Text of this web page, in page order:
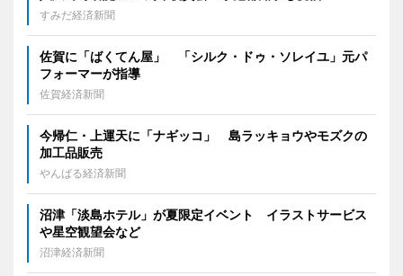
すみだ経済新聞
佐賀に「ばくてん屋」 「シルク・ドゥ・ソレイユ」元パ
フォーマーが指導
佐賀経済新聞
今帰仁・上運天に「ナギッコ」 島ラッキョウやモズクの
加工品販売
やんばる経済新聞
沼津「淡島ホテル」が夏限定イベント イラストサービス
や星空観望会など
沼津経済新聞